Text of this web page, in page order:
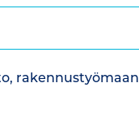
rakennustyömaan